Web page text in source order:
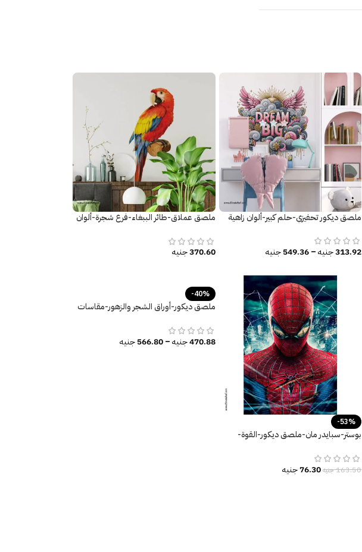
ملصق ديكور تحفيزي-حلم كبير-ألوان زاهية
313.92جنيه –
549.36جنيه
ملصق عملاق-طائر الببغاء-فرع شجرة-ألوان
370.60جنيه
-53%
بوستر-سبايدر مان-ملصق ديكور-القوة-
163.50جنيه76.30جنيه
-40%
ملصق ديكور-أوراق الشجر والزهور-مقاسات
470.88جنيه–
566.80 جنيه